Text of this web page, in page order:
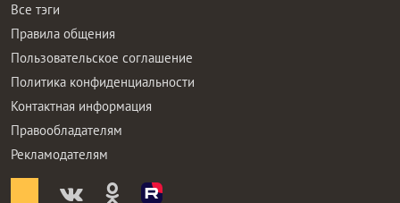
Все тэги
Правила общения
Пользовательское соглашение
Политика конфиденциальности
Контактная информация
Правообладателям
Рекламодателям